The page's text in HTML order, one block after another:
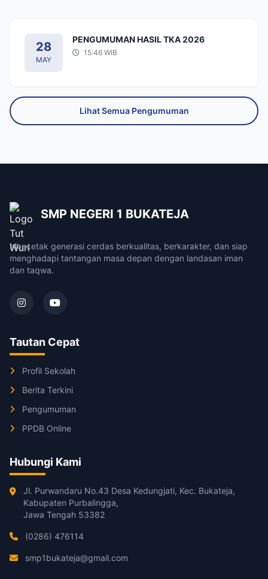
28
MAY
PENGUMUMAN HASIL TKA 2026
15:46 WIB
Lihat Semua Pengumuman
SMP NEGERI 1 BUKATEJA
Mencetak generasi cerdas berkualitas, berkarakter, dan siap
menghadapi tantangan masa depan dengan landasan iman
dan taqwa.
Tautan Cepat
Profil Sekolah
Berita Terkini
Pengumuman
PPDB Online
Hubungi Kami
Jl. Purwandaru No.43 Desa Kedungjati, Kec. Bukateja,
Kabupaten Purbalingga,
Jawa Tengah 53382
(0286) 476114
smp1bukateja@gmail.com